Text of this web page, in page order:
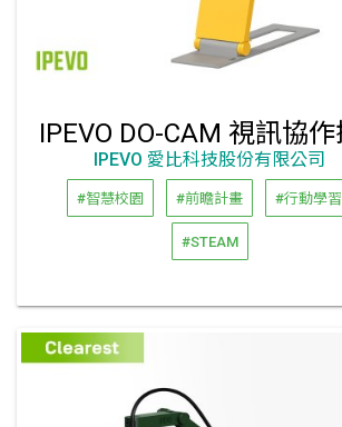
IPEVO 愛比科技股份有限公司
#智慧校園 #前瞻計畫 #行動學習
#STEAM